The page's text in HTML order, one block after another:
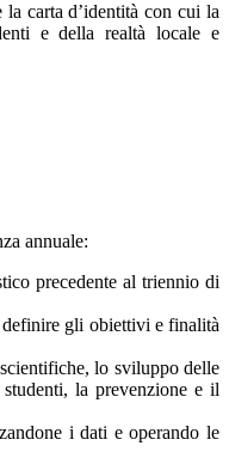
la carta d’identità con cui la
e della realtà locale e
annuale:
precedente al triennio di
gli obiettivi e finalità
lo sviluppo delle
la prevenzione e il
i dati e operando le